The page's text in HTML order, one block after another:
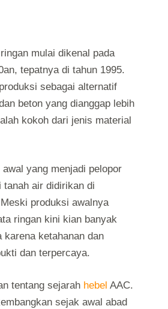
mulai dikenal pada
tepatnya di tahun 1995.
sebagai alternatif
beton yang dianggap lebih
kokoh dari jenis material
yang menjadi pelopor
tanah air didirikan di
produksi awalnya
ringan kini kian banyak
karena ketahanan dan
dan terpercaya.
tentang sejarah hebel AAC.
sejak awal abad